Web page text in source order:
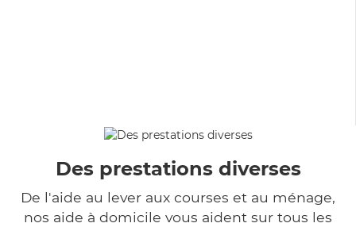
Des prestations diverses
De l'aide au lever aux courses et au ménage,
nos aide à domicile vous aident sur tous les